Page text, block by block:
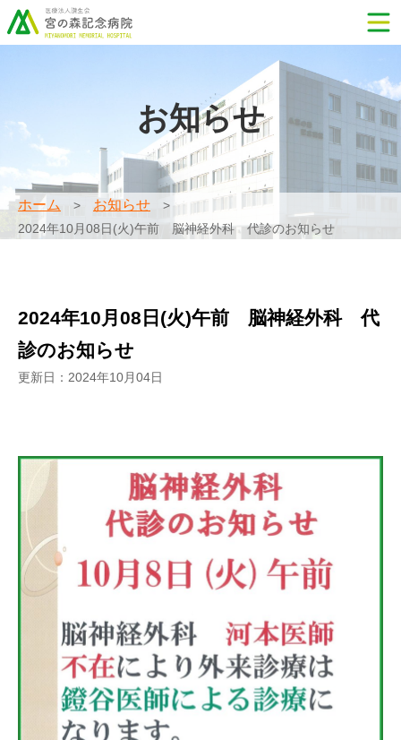
お知らせ
ホーム お知らせ
2024年10月08日(火)午前 脳神経外科 代診のお知らせ
2024年10月08日(火)午前 脳神経外科 代
診のお知らせ
更新日：2024年10月04日